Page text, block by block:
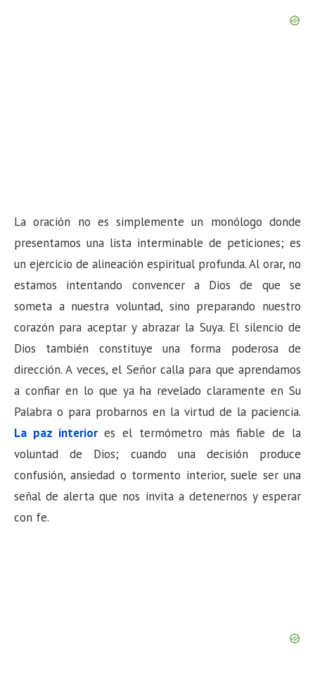
La oración no es simplemente un monólogo donde
presentamos una lista interminable de peticiones; es
un ejercicio de alineación espiritual profunda. Al orar, no
estamos intentando convencer a Dios de que se
someta a nuestra voluntad, sino preparando nuestro
corazón para aceptar y abrazar la Suya. El silencio de
Dios también constituye una forma poderosa de
dirección. A veces, el Señor calla para que aprendamos
a confiar en lo que ya ha revelado claramente en Su
Palabra o para probarnos en la virtud de la paciencia.
La paz interiores el termómetro más fiable de la
voluntad de Dios; cuando una decisión produce
confusión, ansiedad o tormento interior, suele ser una
señal de alerta que nos invita a detenernos y esperar
con fe.